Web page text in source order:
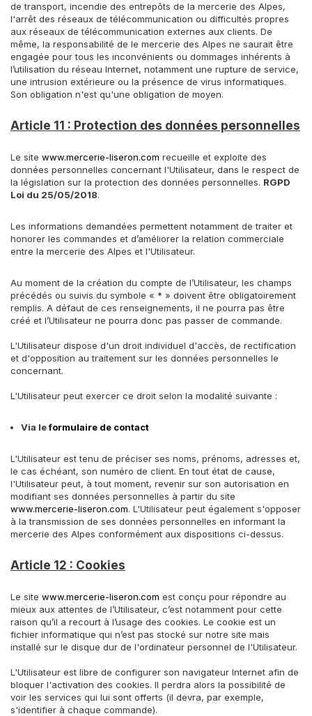
de transport, incendie des entrepôts de la mercerie des Alpes,
l'arrêt des réseaux de télécommunication ou difficultés propres
aux réseaux de télécommunication externes aux clients. De
même, la responsabilité de le mercerie des Alpes ne saurait être
engagée pour tous les inconvénients ou dommages inhérents à
l’utilisation du réseau Internet, notamment une rupture de service,
une intrusion extérieure ou la présence de virus informatiques.
Son obligation n'est qu'une obligation de moyen.
Article 11 : Protection des données personnelles
Le site www.mercerie-liseron.com recueille et exploite des
données personnelles concernant l'Utilisateur, dans le respect de
la législation sur la protection des données personnelles. RGPD
Loi du 25/05/2018.
Les informations demandées permettent notamment de traiter et
honorer les commandes et d’améliorer la relation commerciale
entre la mercerie des Alpes et l'Utilisateur.
Au moment de la création du compte de l’Utilisateur, les champs
précédés ou suivis du symbole « * » doivent être obligatoirement
remplis. A défaut de ces renseignements, il ne pourra pas être
créé et l’Utilisateur ne pourra donc pas passer de commande.
L'Utilisateur dispose d'un droit individuel d'accès, de rectification
et d'opposition au traitement sur les données personnelles le
concernant.
L'Utilisateur peut exercer ce droit selon la modalité suivante :
Via leformulaire de contact
L'Utilisateur est tenu de préciser ses noms, prénoms, adresses et,
le cas échéant, son numéro de client. En tout état de cause,
l'Utilisateur peut, à tout moment, revenir sur son autorisation en
modifiant ses données personnelles à partir du site
www.mercerie-liseron.com. L'Utilisateur peut également s'opposer
à la transmission de ses données personnelles en informant la
mercerie des Alpes conformément aux dispositions ci-dessus.
Article 12 : Cookies
Le site www.mercerie-liseron.com est conçu pour répondre au
mieux aux attentes de l’Utilisateur, c’est notamment pour cette
raison qu’il a recourt à l’usage des cookies. Le cookie est un
fichier informatique qui n’est pas stocké sur notre site mais
installé sur le disque dur de l'ordinateur personnel de l'Utilisateur.
L'Utilisateur est libre de configurer son navigateur Internet afin de
bloquer l'activation des cookies. Il perdra alors la possibilité de
voir les services qui lui sont offerts (il devra, par exemple,
s'identifier à chaque commande).